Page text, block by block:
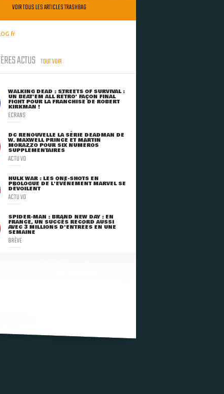
VOIR TOUS LES ARTICLES TRASHBAG
ACTUS TOUT VOIR
WALKING DEAD : STREETS OF SURVIVAL :
UN BEAT'EM ALL RÉTRO' FAÇON FINAL
FIGHT POUR LA FRANCHISE DE ROBERT
KIRKMAN !
ECRANS
DC RENOUVELLE LA SÉRIE DEADMAN DE
W. MAXWELL PRINCE ET MARTIN
MORAZZO POUR SIX NUMÉROS
SUPPLÉMENTAIRES
ACTU VO
HULK WAR : LES ONE-SHOTS EN
PROLOGUE DE L'ÉVÈNEMENT MARVEL SE
DÉVOILENT
ACTU VO
SPIDER-MAN : BRAND NEW DAY : EN
FRANCE, UN SUCCÈS RECORD AUSSI
AVEC 3 MILLIONS D'ENTRÉES EN UNE
SEMAINE
BRÈVE